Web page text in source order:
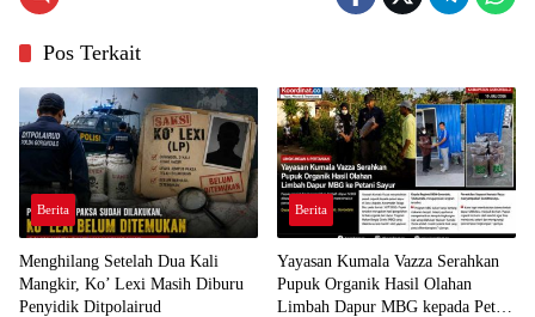
Pos Terkait
Berita
Menghilang Setelah Dua Kali
Mangkir, Ko’ Lexi Masih Diburu
Penyidik Ditpolairud
Berita
Yayasan Kumala Vazza Serahkan
Pupuk Organik Hasil Olahan
Limbah Dapur MBG kepada Petani